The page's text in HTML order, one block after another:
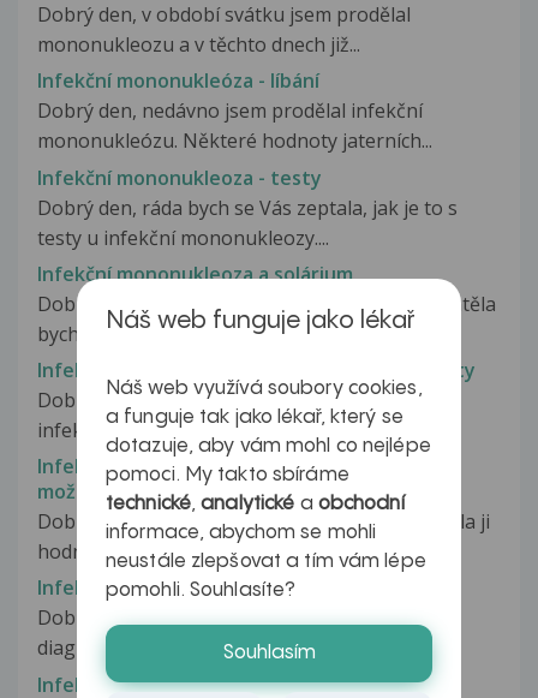
Dobrý den, v období svátku jsem prodělal
mononukleozu a v těchto dnech již...
Infekční mononukleóza - líbání
Dobrý den, nedávno jsem prodělal infekční
mononukleózu. Některé hodnoty jaterních...
Infekční mononukleoza - testy
Dobrý den, ráda bych se Vás zeptala, jak je to s
testy u infekční mononukleozy....
Infekční mononukleoza a solárium
Dobrý den, od 5.2.2017 mám mononukleózu, chtěla
bych se zeptat, jestli můžu...
Infekční mononukleoza a zvýšené jaterní testy
Dobrý den, je mi 22 let, předevčírem mi zjistili
infekční mononukleózu, (týden...
Infekční mononukleóza rekonvalescence,
možnost reaktivace viru
Dobrý den, dcera prodělala mononukleózu. Měla ji
hodně silnou, velmi oteklé...
Infekční mononukleoza u syna
Dobrý den paní doktorko, mému synovi byla
diagnostikována infekční mononukleoza...
Infekční mononukleozu
Náš web funguje jako lékař
Náš web využívá soubory cookies,
a funguje tak jako lékař, který se
dotazuje, aby vám mohl co nejlépe
pomoci. My takto sbíráme
technické,analytické a obchodní
informace, abychom se mohli
neustále zlepšovat a tím vám lépe
pomohli. Souhlasíte?
Souhlasím